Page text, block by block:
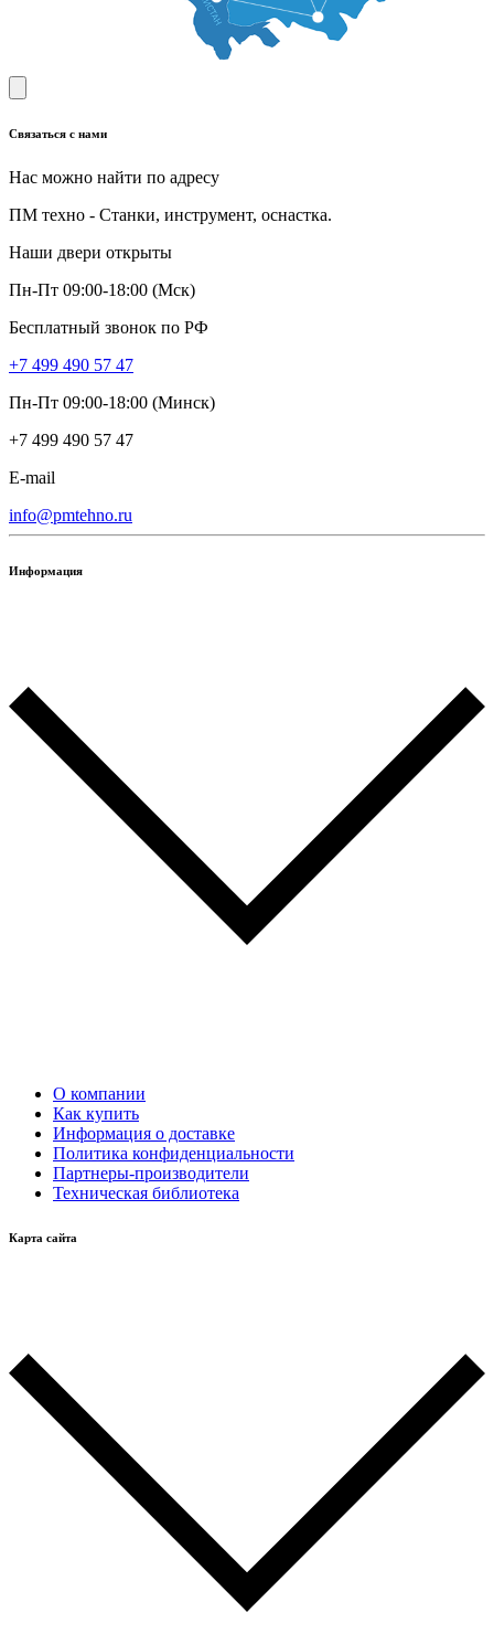
Связаться с нами
Нас можно найти по адресу
ПМ техно - Станки, инструмент, оснастка.
Наши двери открыты
Пн-Пт 09:00-18:00 (Мск)
Бесплатный звонок по РФ
+7 499 490 57 47
Пн-Пт 09:00-18:00 (Минск)
+7 499 490 57 47
E-mail
info@pmtehno.ru
Информация
О компании
Как купить
Информация о доставке
Политика конфиденциальности
Партнеры-производители
Техническая библиотека
Карта сайта